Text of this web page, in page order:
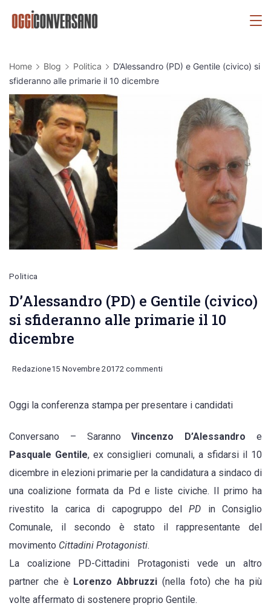
Home Blog Politica
D’Alessandro (PD) e Gentile (civico) si
sfideranno alle primarie il 10 dicembre
Politica
D’Alessandro (PD) e Gentile (civico)
si sfideranno alle primarie il 10
dicembre
Redazione15 Novembre 20172 commentisu
(PD)
Gentile
(civico)
si
sfideranno
alle
primarie
10
dicembre
Oggi la conferenza stampa per presentare i candidati
Conversano – SarannoVincenzo D’Alessandro e
Pasquale Gentile, ex consiglieri comunali, a sfidarsi il 10
dicembre in elezioni primarie per la candidatura a sindaco di
una coalizione formata da Pd e liste civiche. Il primo ha
rivestito la carica di capogruppo delPD in Consiglio
Comunale, il secondo è stato il rappresentante del
movimento Cittadini Protagonisti.
La coalizione PD-Cittadini Protagonisti vede un altro
partner che è Lorenzo Abbruzzi (nella foto) che ha più
volte affermato di sostenere proprio Gentile.